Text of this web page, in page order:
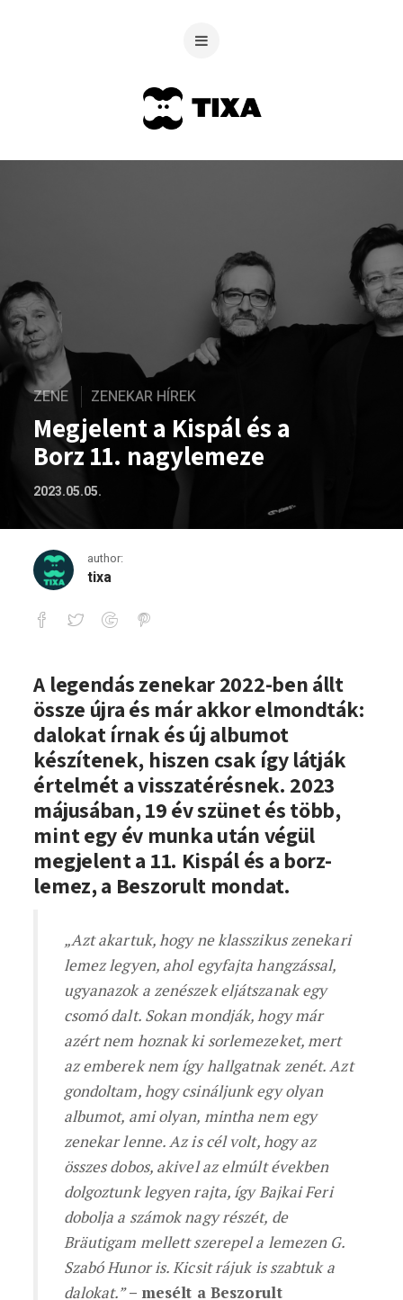
ZENE ZENEKAR HÍREK
Megjelent a Kispál és a
Borz 11. nagylemeze
2023.05.05.
author:
tixa
Megjelent a Kispál és a Borz 11.
A legendás zenekar 2022-ben állt
össze újra és már akkor elmondták:
dalokat írnak és új albumot
készítenek, hiszen csak így látják
értelmét a visszatérésnek. 2023
májusában, 19 év szünet és több,
mint egy év munka után végül
megjelent a 11. Kispál és a borz-
lemez, a Beszorult mondat.
„Azt akartuk, hogy ne klasszikus zenekari
lemez legyen, ahol egyfajta hangzással,
ugyanazok a zenészek eljátszanak egy
csomó dalt. Sokan mondják, hogy már
azért nem hoznak ki sorlemezeket, mert
az emberek nem így hallgatnak zenét. Azt
gondoltam, hogy csináljunk egy olyan
albumot, ami olyan, mintha nem egy
zenekar lenne. Az is cél volt, hogy az
összes dobos, akivel az elmúlt években
dolgoztunk legyen rajta, így Bajkai Feri
dobolja a számok nagy részét, de
Bräutigam mellett szerepel a lemezen G.
Szabó Hunor is. Kicsit rájuk is szabtuk a
dalokat.”– mesélt a Beszorult